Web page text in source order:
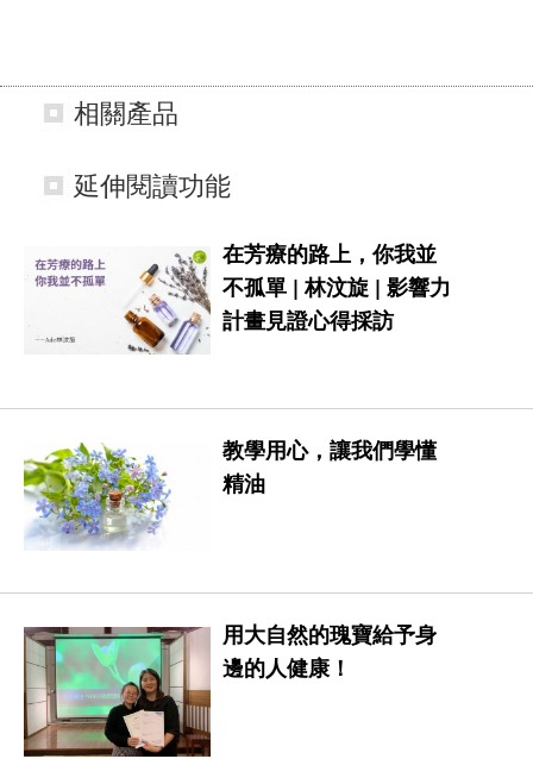
相關產品
延伸閱讀功能
在芳療的路上，你我並
不孤單 | 林汶旋 | 影響力
計畫見證心得採訪
教學用心，讓我們學懂
精油
用大自然的瑰寶給予身
邊的人健康！